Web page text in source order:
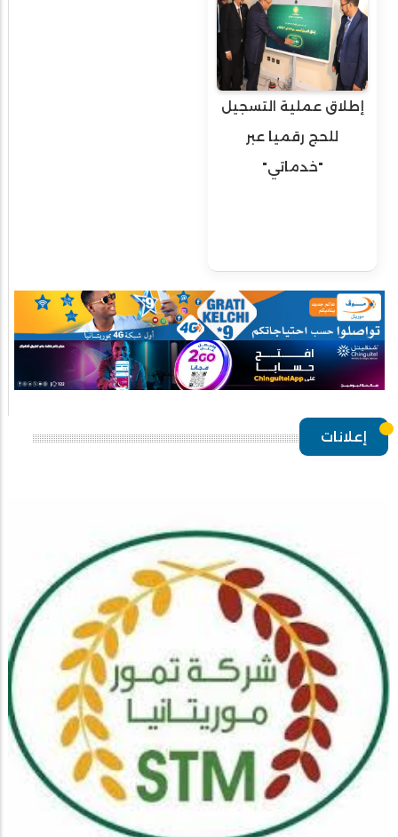
إطلاق عملية التسجيل
للحج رقميا عبر
"خدماتي"
إعلانات